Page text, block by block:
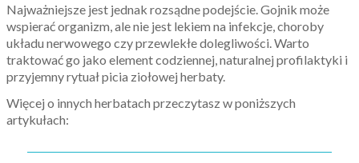
Najważniejsze jest jednak rozsądne podejście. Gojnik może
wspierać organizm, ale nie jest lekiem na infekcje, choroby
układu nerwowego czy przewlekłe dolegliwości. Warto
traktować go jako element codziennej, naturalnej profilaktyki i
przyjemny rytuał picia ziołowej herbaty.
Więcej o innych herbatach przeczytasz w poniższych
artykułach: